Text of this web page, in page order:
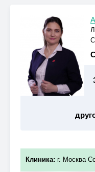
Клиника: г. Москва